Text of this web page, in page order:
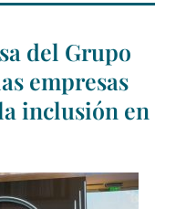
del Grupo
empresas
inclusión en